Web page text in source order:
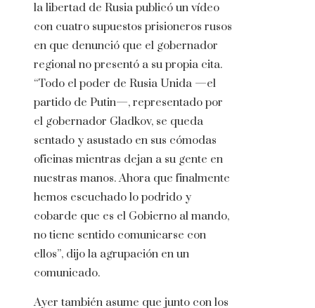
la libertad de Rusia publicó un vídeo
con cuatro supuestos prisioneros rusos
en que denunció que el gobernador
regional no presentó a su propia cita.
“Todo el poder de Rusia Unida —el
partido de Putin—, representado por
el gobernador Gladkov, se queda
sentado y asustado en sus cómodas
oficinas mientras dejan a su gente en
nuestras manos. Ahora que finalmente
hemos escuchado lo podrido y
cobarde que es el Gobierno al mando,
no tiene sentido comunicarse con
ellos”, dijo la agrupación en un
comunicado.
Ayer también asume que junto con los